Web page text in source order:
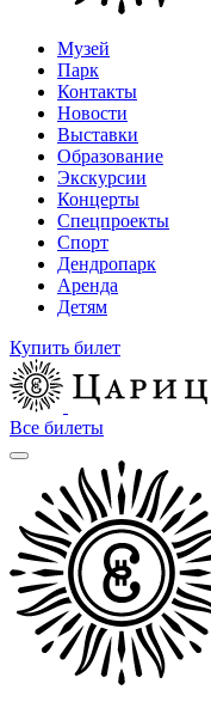
Музей
Парк
Контакты
Новости
Выставки
Образование
Экскурсии
Концерты
Спецпроекты
Спорт
Дендропарк
Аренда
Детям
Купить билет
Все билеты